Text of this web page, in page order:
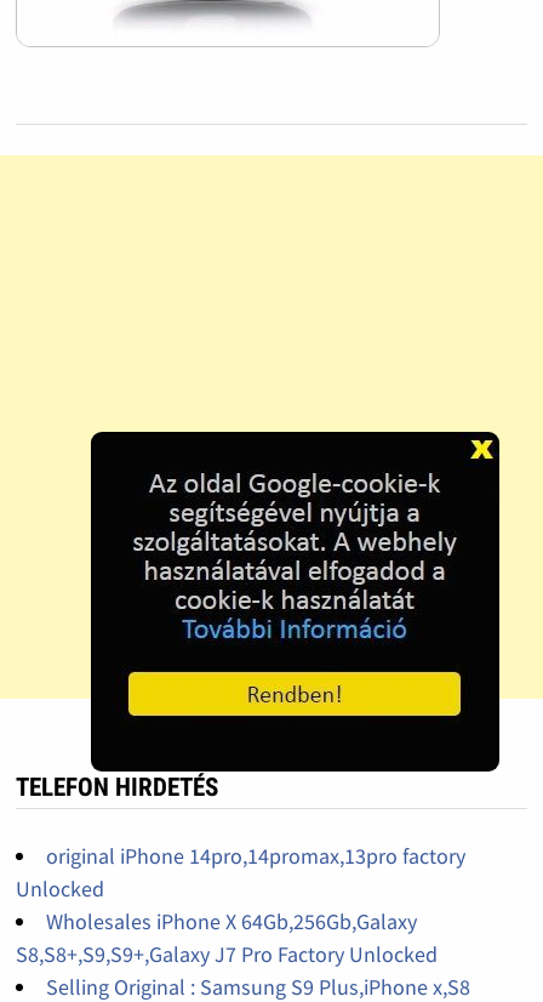
TELEFON HIRDETÉS
original iPhone 14pro,14promax,13pro factory
Unlocked
Wholesales iPhone X 64Gb,256Gb,Galaxy
S8,S8+,S9,S9+,Galaxy J7 Pro Factory Unlocked
Selling Original : Samsung S9 Plus,iPhone x,S8